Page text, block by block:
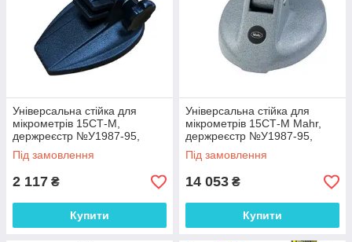
Універсальна стійка для
мікрометрів 15СТ-М,
держреєстр №У1987-95,
Україна.
Під замовлення
2 117 ₴
Купити
Універсальна стійка для
мікрометрів 15СТ-М Mahr,
держреєстр №У1987-95,
Україна.
Під замовлення
14 053 ₴
Купити